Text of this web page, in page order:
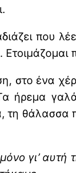
που
στο ένα
ήρεμα
θάλασσα
γι’